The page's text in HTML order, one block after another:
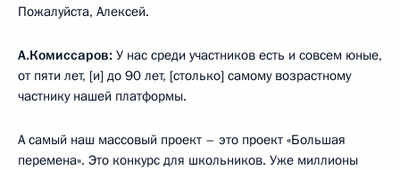
Пожалуйста, Алексей.
А.Комиссаров: У нас среди участников есть и совсем юные,
от пяти лет, [и] до 90 лет, [столько] самому возрастному
частнику нашей платформы.
А самый наш массовый проект – это проект «Большая
перемена». Это конкурс для школьников. Уже миллионы